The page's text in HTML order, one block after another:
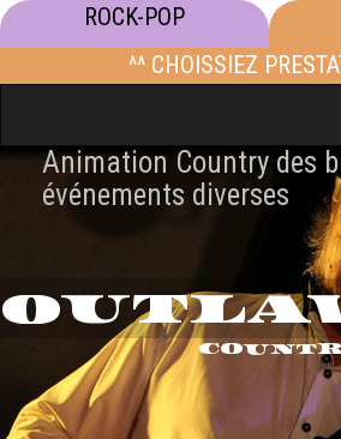
ROCK-POP
^^ CHOISSIEZ
Animation Country des
événements diverses